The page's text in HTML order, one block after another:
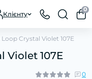
Клієнту
0
Crystal Violet 107E
Violet 107E
0